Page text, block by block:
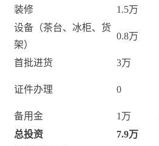
装修
1.5万
设备（茶台、冰柜、货
架）
0.8万
首批进货 3万
证件办理 0
备用金
1万
总投资
7.9万